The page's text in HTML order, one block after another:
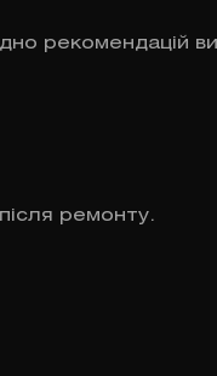
рекомендацій
ремонту.